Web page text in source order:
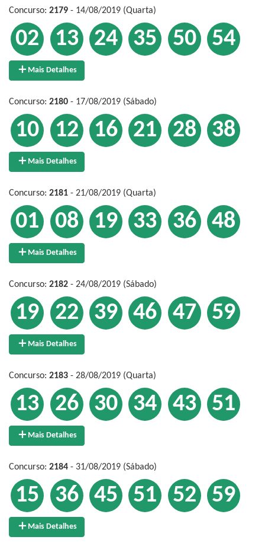
Concurso: 2179 - 14/08/2019 (Quarta)
02 13 24 35 50 54
Mais Detalhes
Concurso: 2180 - 17/08/2019 (Sábado)
10 12 16 21 28 38
Mais Detalhes
Concurso: 2181 - 21/08/2019 (Quarta)
01 08 19 33 36 48
Mais Detalhes
Concurso: 2182 - 24/08/2019 (Sábado)
19 22 39 46 47 59
Mais Detalhes
Concurso: 2183 - 28/08/2019 (Quarta)
13 26 30 34 43 51
Mais Detalhes
Concurso: 2184 - 31/08/2019 (Sábado)
15 36 45 51 52 59
Mais Detalhes